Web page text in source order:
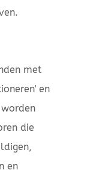
met
en
die
en